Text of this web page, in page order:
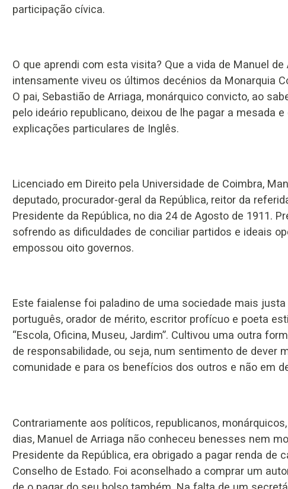
participação cívica.
O que aprendi com esta visita? Que a vida de Manuel
intensamente viveu os últimos decénios da Monarquia
O pai, Sebastião de Arriaga, monárquico convicto, ao
pelo ideário republicano, deixou de lhe pagar a mesada
explicações particulares de Inglês.
Licenciado em Direito pela Universidade de Coimbra,
deputado, procurador-geral da República, reitor da
Presidente da República, no dia 24 de Agosto de 1911.
sofrendo as dificuldades de conciliar partidos e ideais
empossou oito governos.
Este faialense foi paladino de uma sociedade mais
português, orador de mérito, escritor profícuo e poeta
“Escola, Oficina, Museu, Jardim”. Cultivou uma outra
de responsabilidade, ou seja, num sentimento de dever
comunidade e para os benefícios dos outros e não em
Contrariamente aos políticos, republicanos,
dias, Manuel de Arriaga não conheceu benesses nem
Presidente da República, era obrigado a pagar renda de
Conselho de Estado. Foi aconselhado a comprar um